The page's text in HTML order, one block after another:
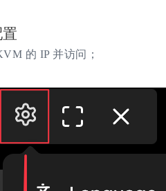
的 IP 并访问；